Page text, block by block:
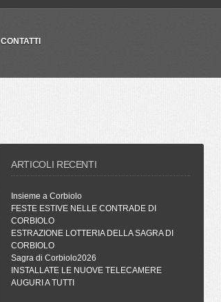
CONTATTI
ARTICOLI RECENTI
Insieme a Corbiolo
FESTE ESTIVE NELLE CONTRADE DI
CORBIOLO
ESTRAZIONE LOTTERIA DELLA SAGRA DI
CORBIOLO
Sagra di Corbiolo2026
INSTALLATE LE NUOVE TELECAMERE
AUGURI A TUTTI